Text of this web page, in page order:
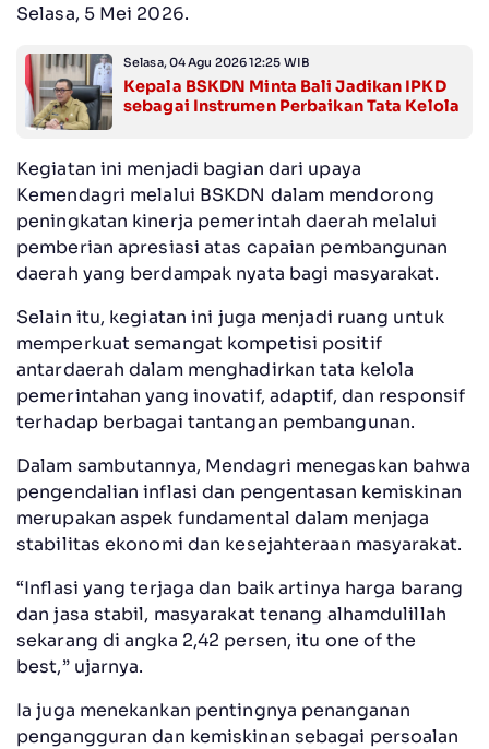
Selasa, 5 Mei 2026.
Selasa, 04 Agu 2026 12:25 WIB
Kepala BSKDN Minta Bali Jadikan IPKD
sebagai Instrumen Perbaikan Tata Kelola
Kegiatan ini menjadi bagian dari upaya
Kemendagri melalui BSKDN dalam mendorong
peningkatan kinerja pemerintah daerah melalui
pemberian apresiasi atas capaian pembangunan
daerah yang berdampak nyata bagi masyarakat.
Selain itu, kegiatan ini juga menjadi ruang untuk
memperkuat semangat kompetisi positif
antardaerah dalam menghadirkan tata kelola
pemerintahan yang inovatif, adaptif, dan responsif
terhadap berbagai tantangan pembangunan.
Dalam sambutannya, Mendagri menegaskan bahwa
pengendalian inflasi dan pengentasan kemiskinan
merupakan aspek fundamental dalam menjaga
stabilitas ekonomi dan kesejahteraan masyarakat.
“Inflasi yang terjaga dan baik artinya harga barang
dan jasa stabil, masyarakat tenang alhamdulillah
sekarang di angka 2,42 persen, itu one of the
best,” ujarnya.
Ia juga menekankan pentingnya penanganan
pengangguran dan kemiskinan sebagai persoalan